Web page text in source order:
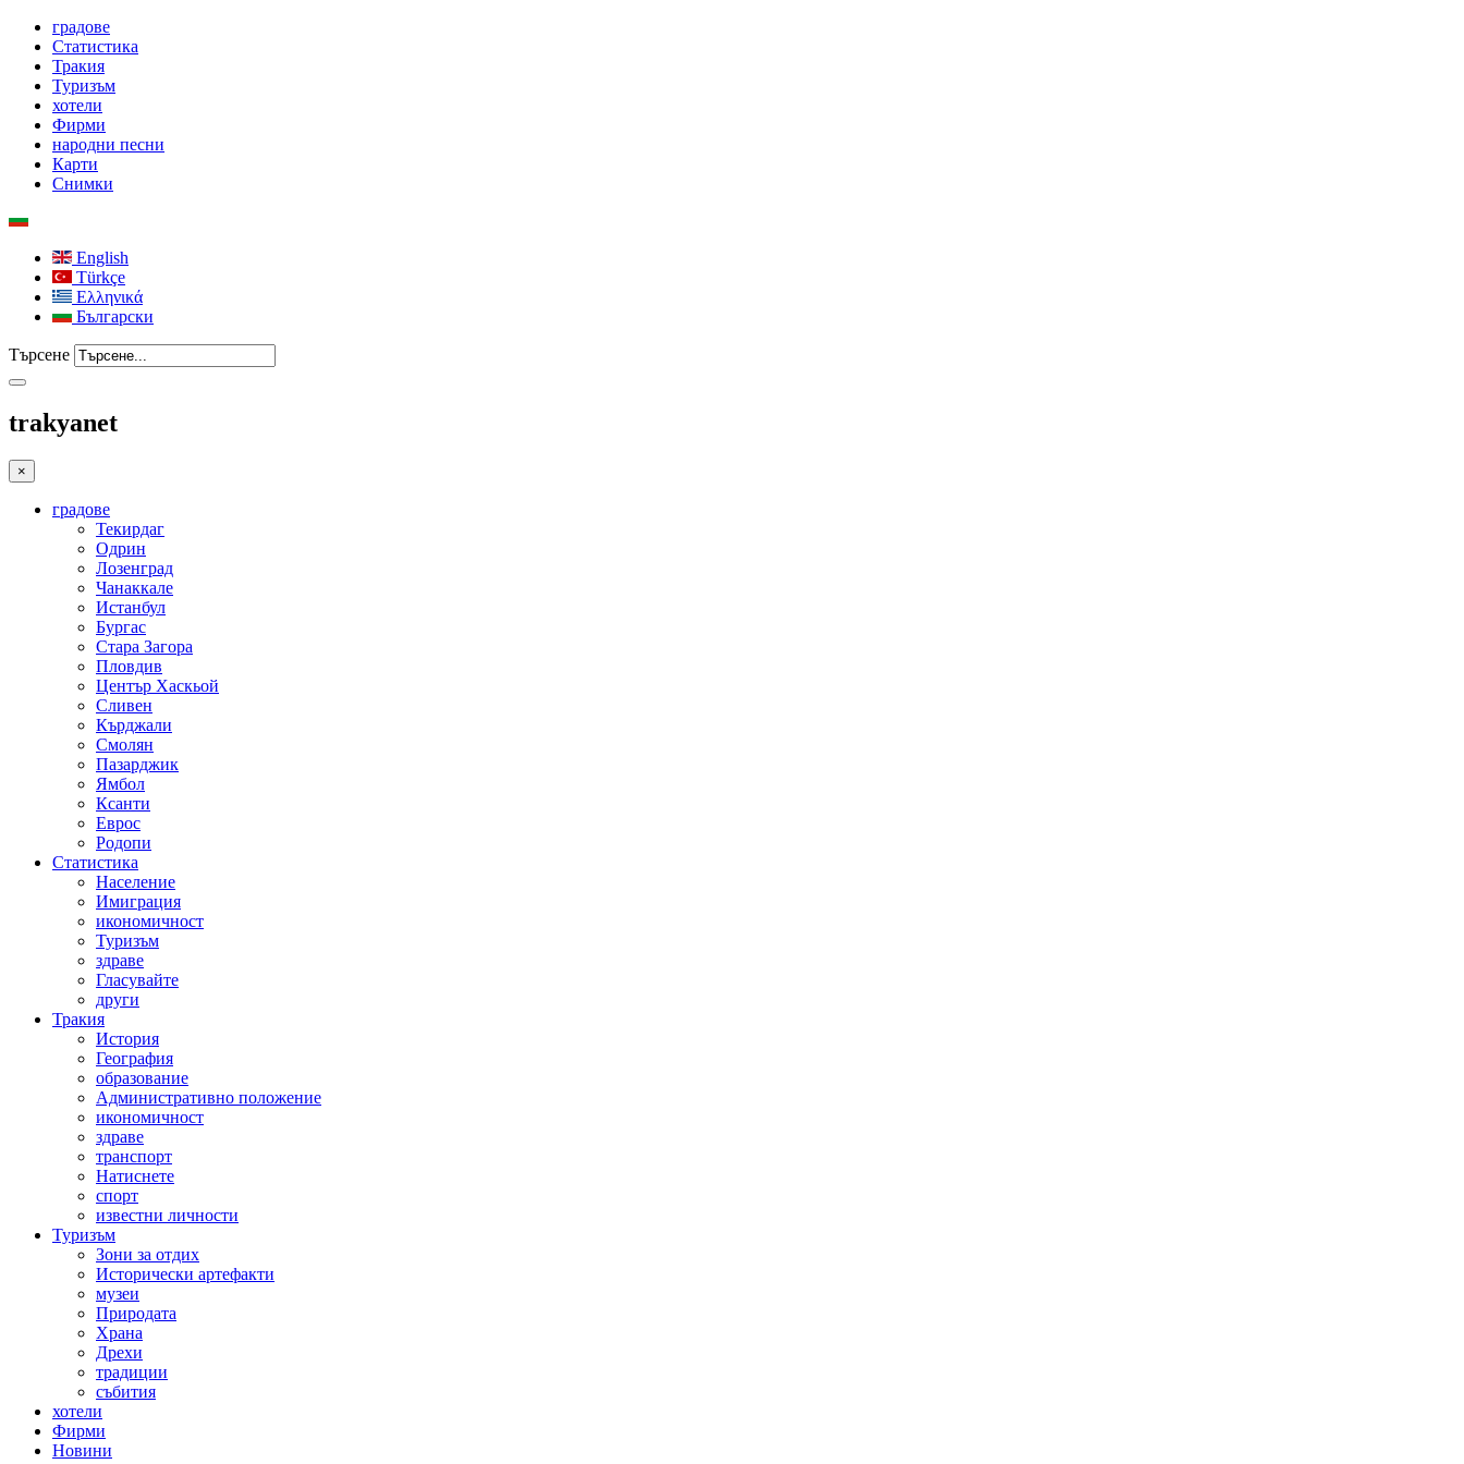
градове
Статистика
Тракия
Туризъм
хотели
Фирми
народни песни
Карти
Снимки
English
Türkçe
Ελληνικά
Български
Търсене
trakyanet
×
градове
Текирдаг
Одрин
Лозенград
Чанаккале
Истанбул
Бургас
Стара Загора
Пловдив
Център Хаскьой
Сливен
Кърджали
Смолян
Пазарджик
Ямбол
Ксанти
Еврос
Родопи
Статистика
Население
Имиграция
икономичност
Туризъм
здраве
Гласувайте
други
Тракия
История
География
образование
Административно положение
икономичност
здраве
транспорт
Натиснете
спорт
известни личности
Туризъм
Зони за отдих
Исторически артефакти
музеи
Природата
Храна
Дрехи
традиции
събития
хотели
Фирми
Новини